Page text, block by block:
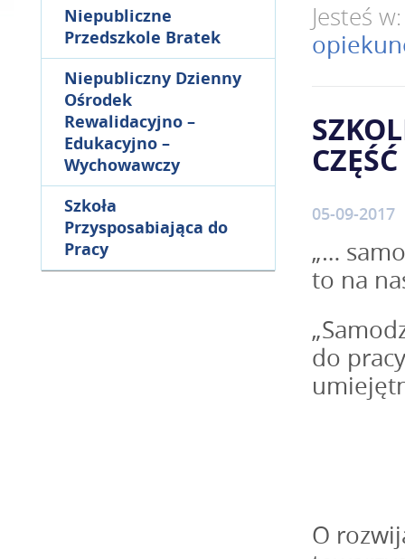
Niepubliczne
Przedszkole Bratek
Niepubliczny Dzienny
Ośrodek
Rewalidacyjno –
Edukacyjno –
Wychowawczy
Szkoła
Przysposabiająca do
Pracy
Jesteś
05-09-2017
„…
to na
do
O